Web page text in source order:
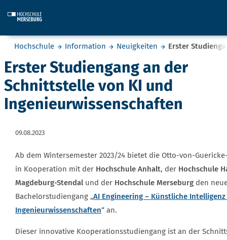
Sie befinden sich hier:
Hochschule Information Neuigkeiten Erster
Erster Studiengang an der
Schnittstelle von KI und
Ingenieurwissenschaften
09.08.2023
Ab dem Wintersemester 2023/24 bietet die Otto-von-
in Kooperation mit der Hochschule Anhalt, der Hochschule
Magdeburg-Stendal und der Hochschule Merseburg den
Bachelorstudiengang „AI Engineering – Künstliche
Ingenieurwissenschaften“ an.
Dieser innovative Kooperationsstudiengang ist an der